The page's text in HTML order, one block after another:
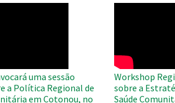
uma sessão
a Política Regional de
em Cotonou, no
Workshop
sobre a
Saúde